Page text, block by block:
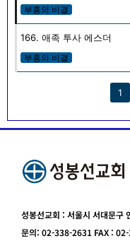
부흥의 비결
166. 애족 투사 에스더
부흥의 비결
1
성봉선교회 : 서울시 서대문구
문의: 02-338-2631 FAX :